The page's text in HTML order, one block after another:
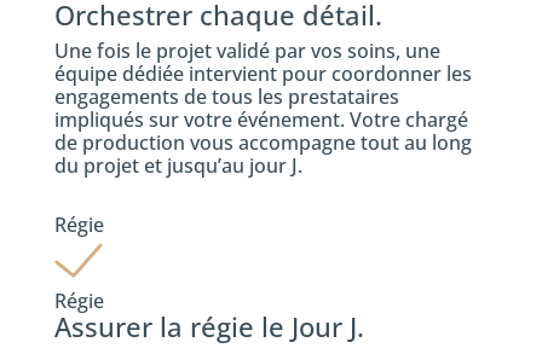
Orchestrer chaque détail.
Une fois le projet validé par vos soins, une
équipe dédiée intervient pour coordonner les
engagements de tous les prestataires
impliqués sur votre événement. Votre chargé
de production vous accompagne tout au long
du projet et jusqu’au jour J.
Régie
Régie
Assurer la régie le Jour J.